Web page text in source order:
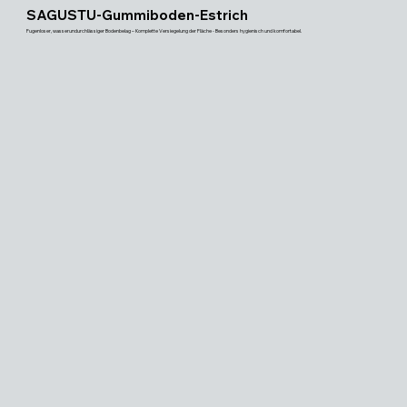
SAGUSTU-Gummiboden-Estrich
Fugenloser, wasserundurchlässiger Bodenbelag – Komplette Versiegelung der Fläche - Besonders hygienisch und komfortabel.